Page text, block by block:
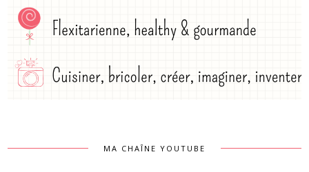
MA CHAÎNE YOUTUBE